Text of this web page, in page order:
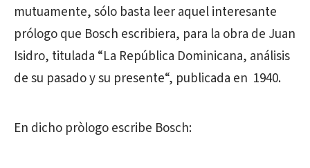
mutuamente, sólo basta leer aquel interesante
prólogo que Bosch escribiera, para la obra de Juan
Isidro, titulada “La República Dominicana, análisis
de su pasado y su presente“, publicada en 1940.
En dicho pròlogo escribe Bosch: